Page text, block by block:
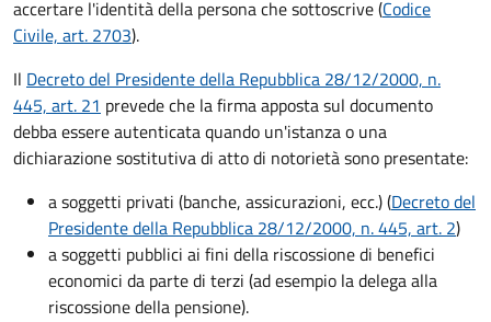
accertare l'identità della persona che sottoscrive (Codice
Civile, art. 2703).
Il Decreto del Presidente della Repubblica 28/12/2000, n.
445, art. 21 prevede che la firma apposta sul documento
debba essere autenticata quando un'istanza o una
dichiarazione sostitutiva di atto di notorietà sono presentate:
a soggetti privati​​​​​ (banche, assicurazioni, ecc.) (Decreto del
Presidente della Repubblica 28/12/2000, n. 445, art. 2)
a soggetti pubblici ai fini della riscossione di benefici
economici da parte di terzi (ad esempio la delega alla
riscossione della pensione).